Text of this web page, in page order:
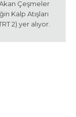
Akan Çeşmeler
Kalp Atışları
2) yer alıyor.